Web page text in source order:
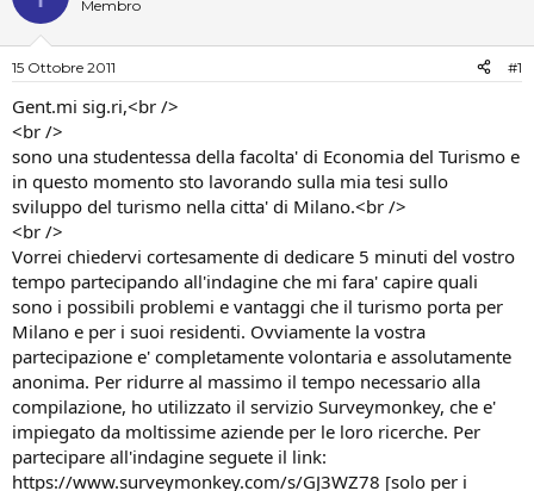
e
i
s
u
s
s
i
o
n
d
n
i
z
o
Membro
15 Ottobre 2011 #1
Gent.mi sig.ri,<br />
<br />
sono una studentessa della facolta' di Economia del Turismo e
in questo momento sto lavorando sulla mia tesi sullo
sviluppo del turismo nella citta' di Milano.<br />
<br />
Vorrei chiedervi cortesamente di dedicare 5 minuti del vostro
tempo partecipando all'indagine che mi fara' capire quali
sono i possibili problemi e vantaggi che il turismo porta per
Milano e per i suoi residenti. Ovviamente la vostra
partecipazione e' completamente volontaria e assolutamente
anonima. Per ridurre al massimo il tempo necessario alla
compilazione, ho utilizzato il servizio Surveymonkey, che e'
impiegato da moltissime aziende per le loro ricerche. Per
partecipare all'indagine seguete il link:
https://www.surveymonkey.com/s/GJ3WZ78 [solo per i